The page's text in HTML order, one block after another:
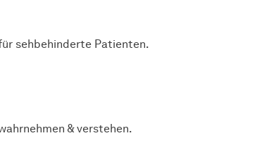
sehbehinderte Patienten.
& verstehen.